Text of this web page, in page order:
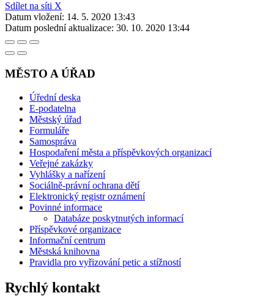
Sdílet na síti X
Datum vložení: 14. 5. 2020 13:43
Datum poslední aktualizace: 30. 10. 2020 13:44
MĚSTO A ÚŘAD
Úřední deska
E-podatelna
Městský úřad
Formuláře
Samospráva
Hospodaření města a příspěvkových organizací
Veřejné zakázky
Vyhlášky a nařízení
Sociálně-právní ochrana dětí
Elektronický registr oznámení
Povinné informace
Databáze poskytnutých informací
Příspěvkové organizace
Informační centrum
Městská knihovna
Pravidla pro vyřizování petic a stížností
Rychlý kontakt